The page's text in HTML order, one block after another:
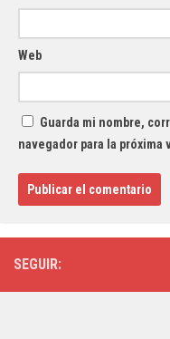
Web
Guarda mi nombre,
navegador para la próxima
SEGUIR: